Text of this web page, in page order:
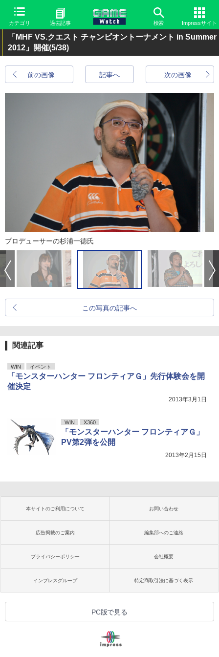
カテゴリ 過去記事 検索 Impressサイト
「MHF VS.クエスト チャンピオントーナメント in Summer
2012」開催(5/38)
前の画像 次の画像
記事へ
プロデューサーの杉浦一徳氏
この写真の記事へ
関連記事
WIN イベント
「モンスターハンター フロンティアＧ」先行体験会を開
催決定
2013年3月1日
WIN X360
「モンスターハンター フロンティアＧ」
PV第2弾を公開
2013年2月15日
本サイトのご利用について お問い合わせ
広告掲載のご案内 編集部へのご連絡
プライバシーポリシー 会社概要
インプレスグループ 特定商取引法に基づく表示
PC版で見る